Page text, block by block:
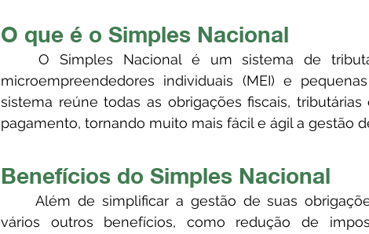
O que é o Simples Nacional
microempreendedores individuais (MEI) e
sistema reúne todas as obrigações fiscais,
pagamento, tornando muito mais fácil e ágil a gestão
Benefícios do Simples Nacional
vários outros benefícios, como redução de